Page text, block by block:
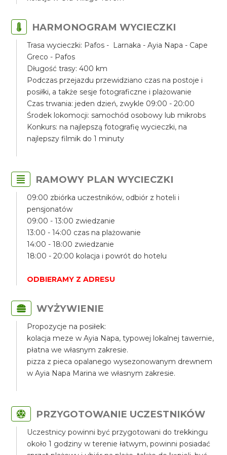
HARMONOGRAM WYCIECZKI
Trasa wycieczki: Pafos - Larnaka - Ayia Napa - Cape
Greco - Pafos
Długość trasy: 400 km
Podczas przejazdu przewidziano czas na postoje i
posiłki, a także sesje fotograficzne i plażowanie
Czas trwania: jeden dzień, zwykle 09:00 - 20:00
Środek lokomocji: samochód osobowy lub mikrobs
Konkurs: na najlepszą fotografię wycieczki, na
najlepszy filmik do 1 minuty
RAMOWY PLAN WYCIECZKI
09:00 zbiórka uczestników, odbiór z hoteli i
pensjonatów
09:00 - 13:00 zwiedzanie
13:00 - 14:00 czas na plażowanie
14:00 - 18:00 zwiedzanie
18:00 - 20:00 kolacja i powrót do hotelu
ODBIERAMY Z ADRESU
WYŻYWIENIE
Propozycje na posiłek:
kolacja meze w Ayia Napa, typowej lokalnej tawernie,
płatna we własnym zakresie.
pizza z pieca opalanego wysezonowanym drewnem
w Ayia Napa Marina we własnym zakresie.
PRZYGOTOWANIE UCZESTNIKÓW
Uczestnicy powinni być przygotowani do trekkingu
około 1 godziny w terenie łatwym, powinni posiadać